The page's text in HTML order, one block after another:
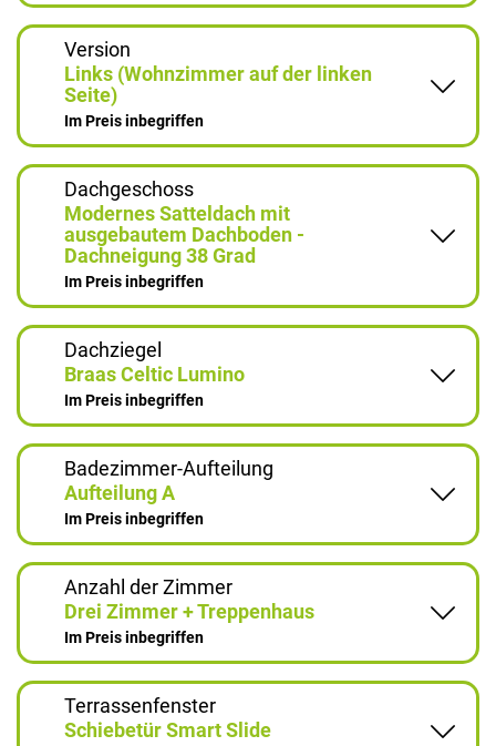
Version
Links (Wohnzimmer auf der linken
Seite)
Im Preis inbegriffen
Dachgeschoss
Modernes Satteldach mit
ausgebautem Dachboden -
Dachneigung 38 Grad
Im Preis inbegriffen
Dachziegel
Braas Celtic Lumino
Im Preis inbegriffen
Badezimmer-Aufteilung
Aufteilung A
Im Preis inbegriffen
Anzahl der Zimmer
Drei Zimmer + Treppenhaus
Im Preis inbegriffen
Terrassenfenster
Schiebetür Smart Slide